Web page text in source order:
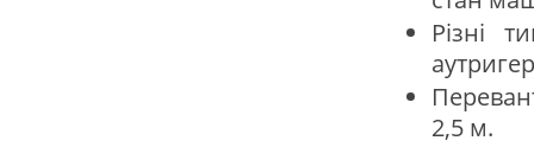
Різні
2,5 м.